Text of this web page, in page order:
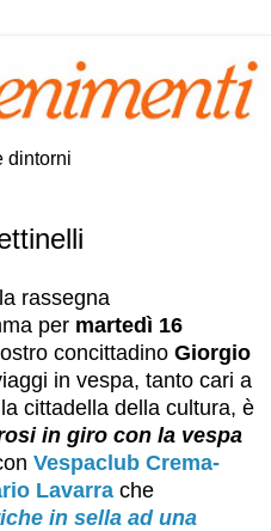
dintorni
rassegna
per martedì 16
concittadino Giorgio
in vespa, tanto cari a
cittadella della cultura, è
in giro con la vespa
Vespaclub Crema-
Lavarra che
in sella ad una